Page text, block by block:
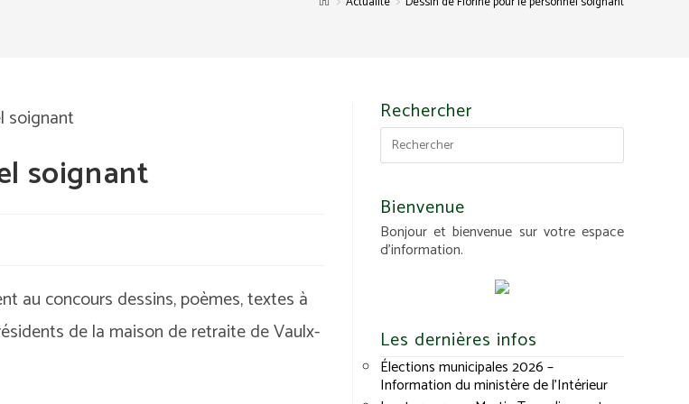
soignant
au concours dessins, poèmes, textes à
de la maison de retraite de Vaulx-
Rechercher
Bienvenue
Bonjour et bienvenue sur votre espace
d'information.
Les dernières infos
Élections municipales 2026 –
Information du ministère de l’Intérieur